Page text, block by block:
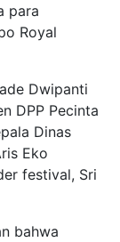
para
Royal
Dwipanti
DPP Pecinta
Dinas
Eko
festival, Sri
bahwa